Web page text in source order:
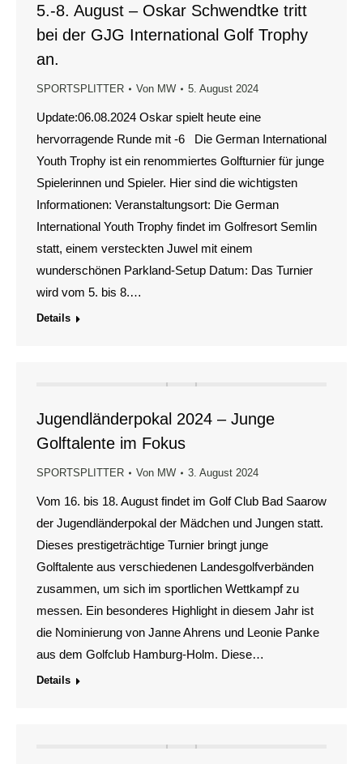
5.-8. August – Oskar Schwendtke tritt
bei der GJG International Golf Trophy
an.
SPORTSPLITTER Von MW 5. August 2024
Update:06.08.2024 Oskar spielt heute eine
hervorragende Runde mit -6 Die German International
Youth Trophy ist ein renommiertes Golfturnier für junge
Spielerinnen und Spieler. Hier sind die wichtigsten
Informationen: Veranstaltungsort: Die German
International Youth Trophy findet im Golfresort Semlin
statt, einem versteckten Juwel mit einem
wunderschönen Parkland-Setup Datum: Das Turnier
wird vom 5. bis 8.…
Details
Jugendländerpokal 2024 – Junge
Golftalente im Fokus
SPORTSPLITTER Von MW 3. August 2024
Vom 16. bis 18. August findet im Golf Club Bad Saarow
der Jugendländerpokal der Mädchen und Jungen statt.
Dieses prestigeträchtige Turnier bringt junge
Golftalente aus verschiedenen Landesgolfverbänden
zusammen, um sich im sportlichen Wettkampf zu
messen. Ein besonderes Highlight in diesem Jahr ist
die Nominierung von Janne Ahrens und Leonie Panke
aus dem Golfclub Hamburg-Holm. Diese…
Details